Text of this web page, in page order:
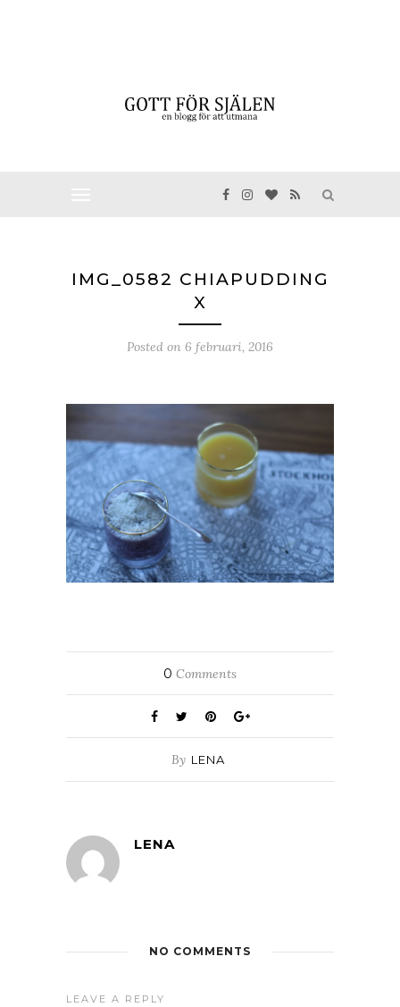
IMG_0582 CHIAPUDDING
X
Posted on 6 februari, 2016
0 Comments
By LENA
LENA
NO COMMENTS
LEAVE A REPLY